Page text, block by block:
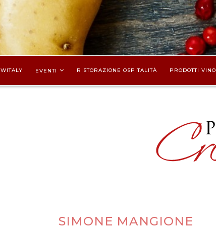
WITALY EVENTI RISTORAZIONE OSPITALITÀ PRODOTTI VINO
SIMONE MANGIONE